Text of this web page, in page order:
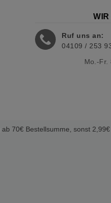
Ruf uns an:
04109 / 253
Mo.-Fr.
ab 70€ Bestellsumme, sonst